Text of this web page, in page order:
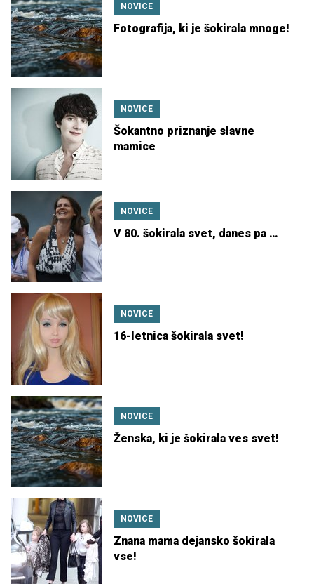
NOVICE
Fotografija, ki je šokirala mnoge!
NOVICE
Šokantno priznanje slavne
mamice
NOVICE
V 80. šokirala svet, danes pa …
NOVICE
16-letnica šokirala svet!
NOVICE
Ženska, ki je šokirala ves svet!
NOVICE
Znana mama dejansko šokirala
vse!